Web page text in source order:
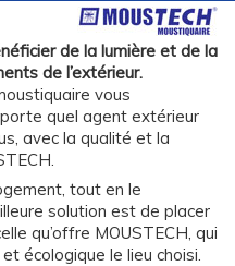
de la lumière et de la
de l’extérieur.
vous
quel agent extérieur
avec la qualité et la
tout en le
solution est de placer
qu’offre MOUSTECH, qui
écologique le lieu choisi.